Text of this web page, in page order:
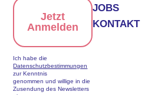
JOBS
KONTAKT
Jetzt
Anmelden
Ich habe die
Datenschutzbestimmungen
zur Kenntnis
genommen und willige in die
Zusendung des Newsletters